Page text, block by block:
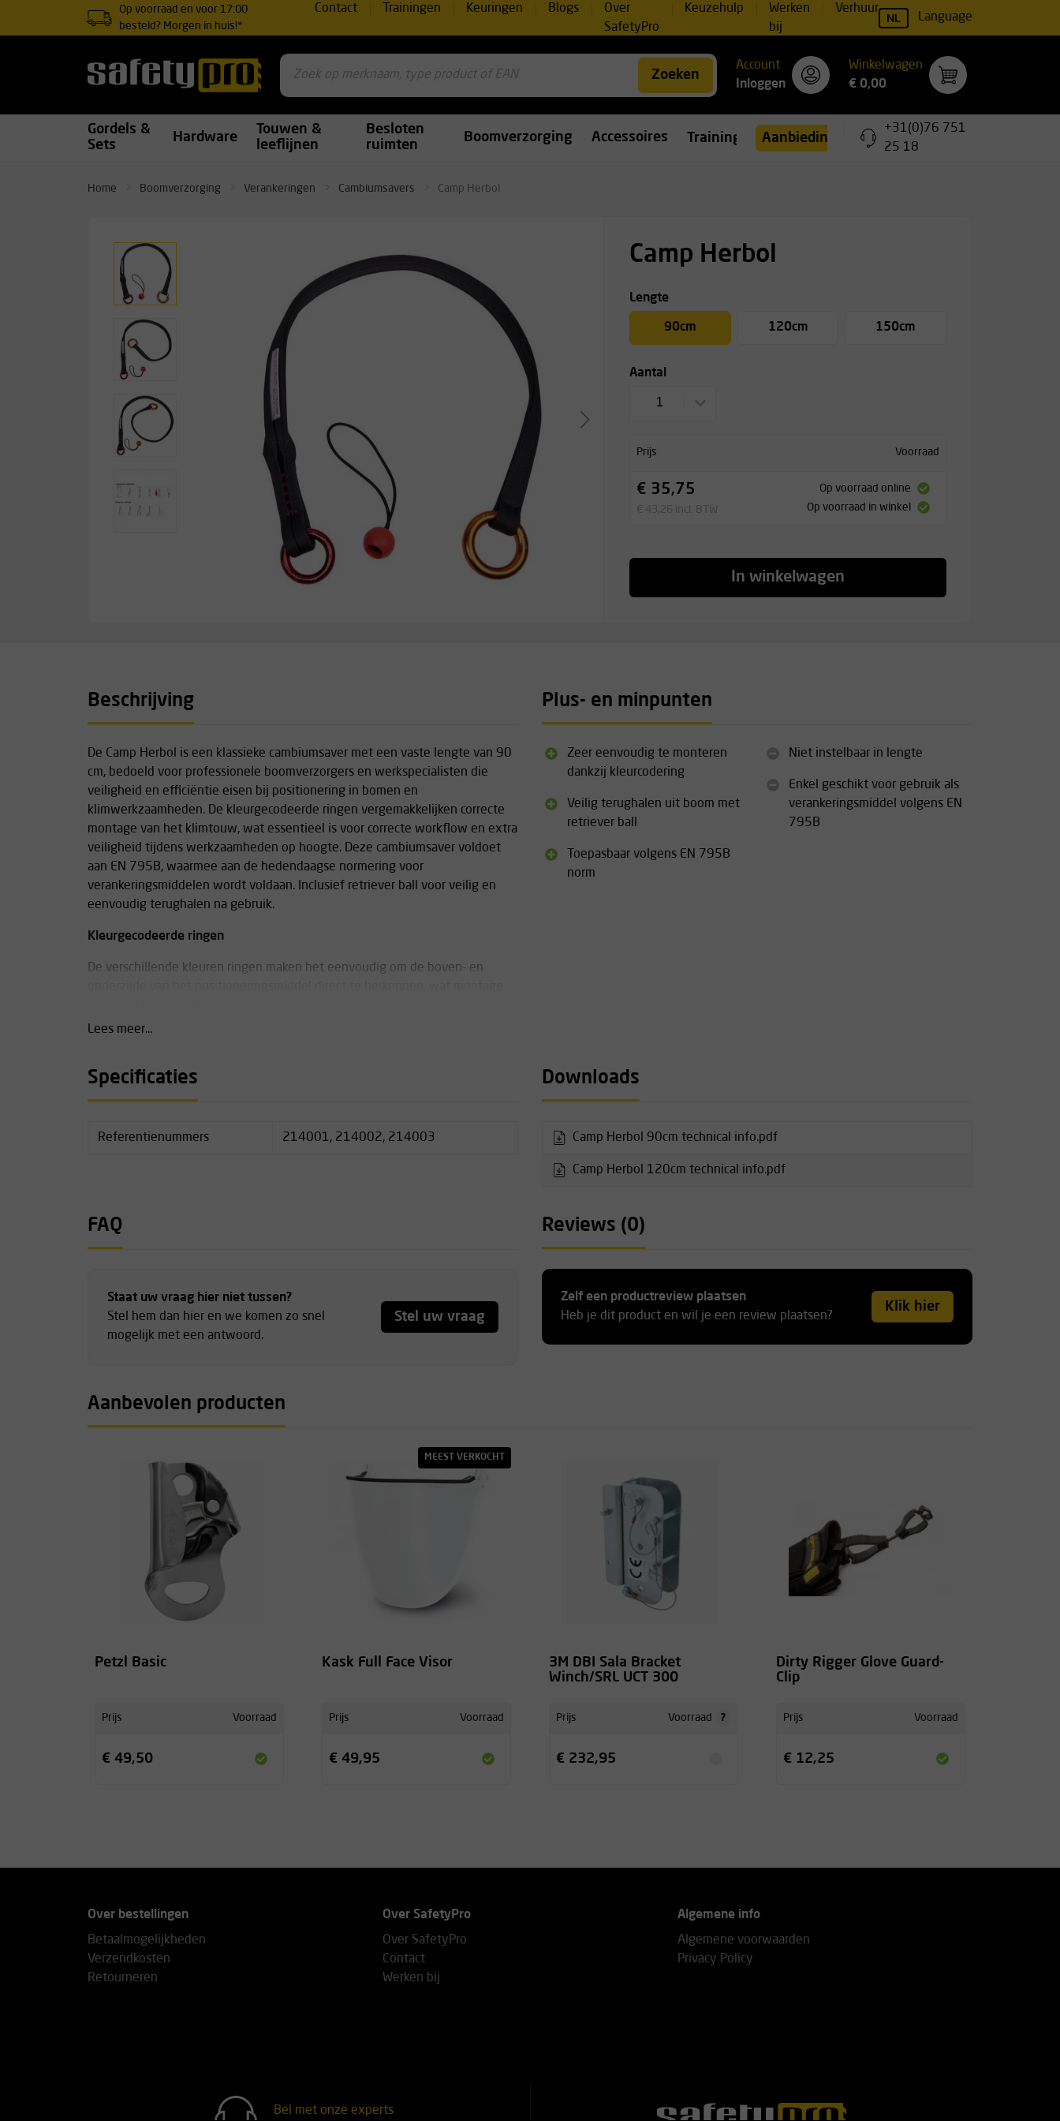
Op voorraad en voor 17:00
besteld? Morgen in huis!*
Contact Trainingen Keuringen Blogs
Over
SafetyPro
Keuzehulp
Werken
bij
Verhuur
NL Language
Zoeken
Account
Inloggen
Winkelwagen
€ 0,00
Gordels &
Sets
Hardware
Touwen &
leeflijnen
Besloten
ruimten
Boomverzorging Accessoires Trainingen Aanbiedingen
+31(0)76 751
25 18
Home Boomverzorging Verankeringen Cambiumsavers Camp Herbol
Camp Herbol
Lengte
90cm 120cm 150cm
Aantal
1
Prijs Voorraad
€ 35,75
€ 43,26 incl. BTW
Op voorraad online
Op voorraad in winkel
In winkelwagen
Beschrijving
De Camp Herbol is een klassieke cambiumsaver met een vaste lengte van 90
cm, bedoeld voor professionele boomverzorgers en werkspecialisten die
veiligheid en efficiëntie eisen bij positionering in bomen en
klimwerkzaamheden. De kleurgecodeerde ringen vergemakkelijken correcte
montage van het klimtouw, wat essentieel is voor correcte workflow en extra
veiligheid tijdens werkzaamheden op hoogte. Deze cambiumsaver voldoet
aan EN 795B, waarmee aan de hedendaagse normering voor
verankeringsmiddelen wordt voldaan. Inclusief retriever ball voor veilig en
eenvoudig terughalen na gebruik.
Kleurgecodeerde ringen
De verschillende kleuren ringen maken het eenvoudig om de boven- en
Wordt volledig geleverd met retriever ball, waarmee de cambiumsaver na
gebruik veilig uit de boom kan worden gehaald zonder beschadigingen.
Kleurgecodeerde ringen voor montageondersteuning
Lees meer...
Plus- en minpunten
Zeer eenvoudig te monteren
dankzij kleurcodering
Veilig terughalen uit boom met
retriever ball
Toepasbaar volgens EN 795B
norm
Niet instelbaar in lengte
Enkel geschikt voor gebruik als
verankeringsmiddel volgens EN
795B
Specificaties
Referentienummers 214001, 214002, 214003
Downloads
Camp Herbol 90cm technical info.pdf
Camp Herbol 120cm technical info.pdf
FAQ
Staat uw vraag hier niet tussen?
Stel hem dan hier en we komen zo snel
mogelijk met een antwoord.
Stel uw vraag
Reviews (0)
Zelf een productreview plaatsen
Heb je dit product en wil je een review plaatsen?
Klik hier
Aanbevolen producten
Petzl Basic
Prijs Voorraad
€ 49,50
MEEST VERKOCHT
Kask Full Face Visor
Prijs Voorraad
€ 49,95
3M DBI Sala Bracket
Winch/SRL UCT 300
Prijs Voorraad ?
€ 232,95
Dirty Rigger Glove Guard-
Clip
Prijs Voorraad
€ 12,25
Over bestellingen
Betaalmogelijkheden
Verzendkosten
Retourneren
Over SafetyPro
Over SafetyPro
Contact
Werken bij
Algemene info
Algemene voorwaarden
Privacy Policy
Bel met onze experts